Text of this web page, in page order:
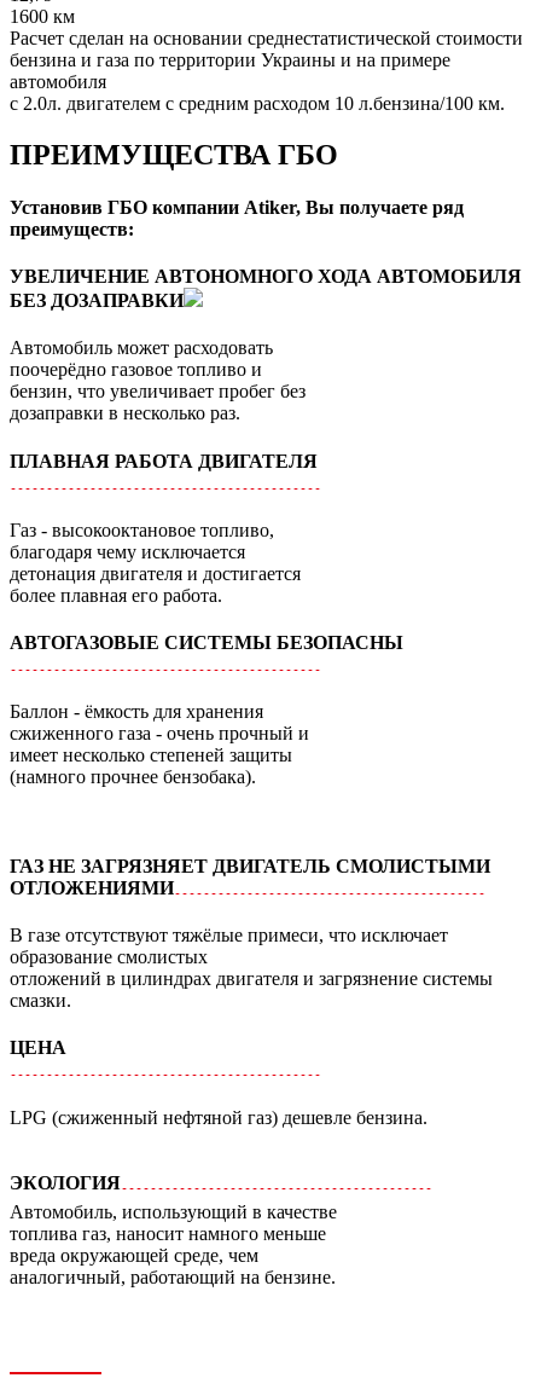
1600 км
Расчет сделан на основании среднестатистической стоимости
бензина и газа по территории Украины и на примере
автомобиля
с 2.0л. двигателем с средним расходом 10 л.бензина/100 км.
ПРЕИМУЩЕСТВА ГБО
Установив ГБО компании Atiker, Вы получаете ряд
преимуществ:
УВЕЛИЧЕНИЕ АВТОНОМНОГО ХОДА АВТОМОБИЛЯ
БЕЗ ДОЗАПРАВКИ
Автомобиль может расходовать
поочерёдно газовое топливо и
бензин, что увеличивает пробег без
дозаправки в несколько раз.
ПЛАВНАЯ РАБОТА ДВИГАТЕЛЯ
Газ - высокооктановое топливо,
благодаря чему исключается
детонация двигателя и достигается
более плавная его работа.
АВТОГАЗОВЫЕ СИСТЕМЫ БЕЗОПАСНЫ
Баллон - ёмкость для хранения
сжиженного газа - очень прочный и
имеет несколько степеней защиты
(намного прочнее бензобака).
ГАЗ НЕ ЗАГРЯЗНЯЕТ ДВИГАТЕЛЬ СМОЛИСТЫМИ
ОТЛОЖЕНИЯМИ
В газе отсутствуют тяжёлые примеси, что исключает
образование смолистых
отложений в цилиндрах двигателя и загрязнение системы
смазки.
ЦЕНА
LPG (сжиженный нефтяной газ) дешевле бензина.
ЭКОЛОГИЯ
Автомобиль, использующий в качестве
топлива газ, наносит намного меньше
вреда окружающей среде, чем
аналогичный, работающий на бензине.